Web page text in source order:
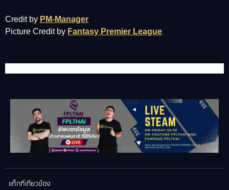
Credit by PM-Manager
Picture Credit by Fantasy Premier League
แท็กที่เกี่ยวข้อง